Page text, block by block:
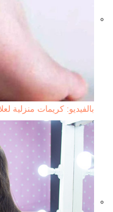
بالفيديو: كريمات منزلية